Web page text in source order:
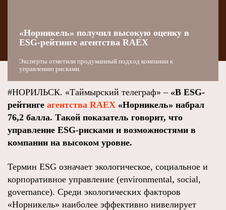
«Норникель» получил высокую оценку в
ESG-рейтинге агентства RAEX
Эксперты отметили продуманный подход компании к
управлению рисками.
#НОРИЛЬСК. «Таймырский телеграф» – «В ESG-
рейтинге агентства RAEX «Норникель» набрал
76,2 балла. Такой показатель говорит, что
управление ESG-рисками и возможностями в
компании на высоком уровне.
Термин ESG означает экологическое, социальное и
корпоративное управление (environmental, social,
governance). Среди экологических факторов
«Норникель» наиболее эффективно нивелирует